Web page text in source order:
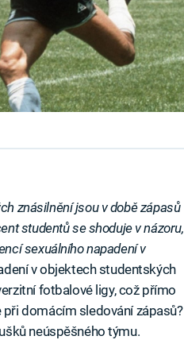
znásilnění jsou v době zápasů
studentů se shoduje v názoru,
sexuálního napadení v
v objektech studentských
fotbalové ligy, což přímo
domácím sledování zápasů?
neúspěšného týmu.